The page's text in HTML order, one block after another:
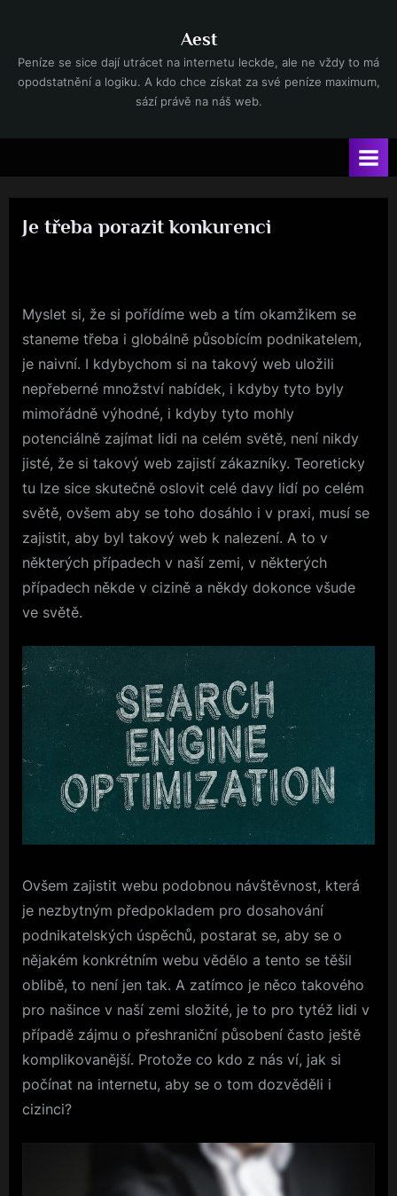
content
Aest
Peníze se sice dají utrácet na internetu leckde, ale ne vždy to má
opodstatnění a logiku. A kdo chce získat za své peníze maximum,
sází právě na náš web.
Je třeba porazit konkurenci
Myslet si, že si pořídíme web a tím okamžikem se
staneme třeba i globálně působícím podnikatelem,
je naivní. I kdybychom si na takový web uložili
nepřeberné množství nabídek, i kdyby tyto byly
mimořádně výhodné, i kdyby tyto mohly
potenciálně zajímat lidi na celém světě, není nikdy
jisté, že si takový web zajistí zákazníky. Teoreticky
tu lze sice skutečně oslovit celé davy lidí po celém
světě, ovšem aby se toho dosáhlo i v praxi, musí se
zajistit, aby byl takový web k nalezení. A to v
některých případech v naší zemi, v některých
případech někde v cizině a někdy dokonce všude
ve světě.
Ovšem zajistit webu podobnou návštěvnost, která
je nezbytným předpokladem pro dosahování
podnikatelských úspěchů, postarat se, aby se o
nějakém konkrétním webu vědělo a tento se těšil
oblibě, to není jen tak. A zatímco je něco takového
pro našince v naší zemi složité, je to pro tytéž lidi v
případě zájmu o přeshraniční působení často ještě
komplikovanější. Protože co kdo z nás ví, jak si
počínat na internetu, aby se o tom dozvěděli i
cizinci?